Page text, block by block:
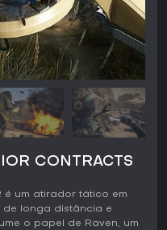
CONTRACTS
é um atirador tático em
longa distância e
o papel de Raven, um